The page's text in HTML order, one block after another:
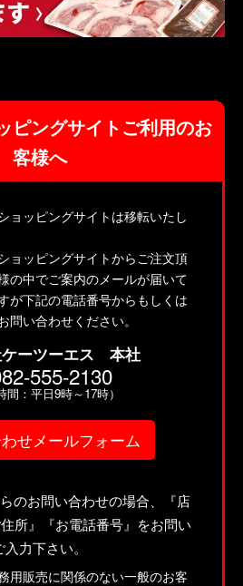
ピングサイトご利用のお
客様へ
ョッピングサイトは移転いたし
ョッピングサイトからご注文頂
の中でご案内のメールが届いて
が下記の電話番号からもしくは
問い合わせください。
ケーツーエス 本社
555-2130
間：平日9時～17時）
せメールフォーム
のお問い合わせの場合、『店
所』『お電話番号』をお問い
力下さい。
用販売に関係のない一般のお客